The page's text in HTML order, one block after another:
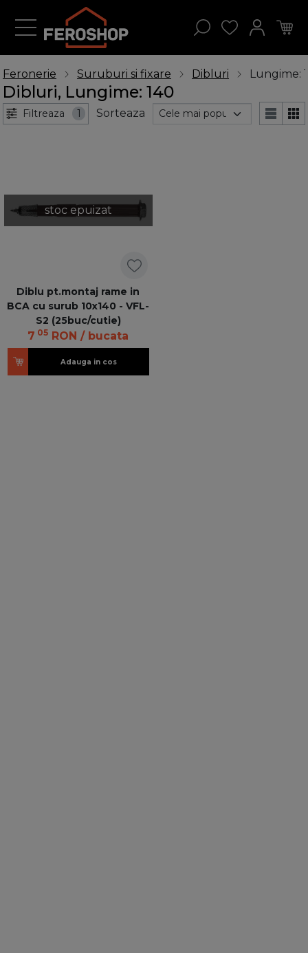
Feronerie Suruburi si fixare Dibluri Lungime:
Dibluri, Lungime: 140
Filtreaza 1 Sorteaza
stoc epuizat
Diblu pt.montaj rame in
BCA cu surub 10x140 - VFL-
S2 (25buc/cutie)
7 05 RON / bucata
Adauga in cos